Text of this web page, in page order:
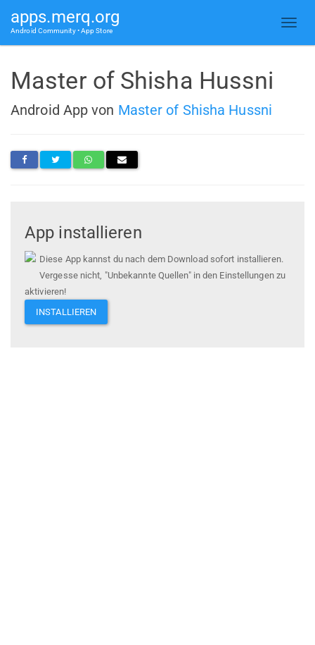
apps.merq.org
Android Community • App Store
Master of Shisha Hussni
Android App von Master of Shisha Hussni
App installieren
Diese App kannst du nach dem Download sofort installieren.
Vergesse nicht, "Unbekannte Quellen" in den Einstellungen zu
aktivieren!
INSTALLIEREN